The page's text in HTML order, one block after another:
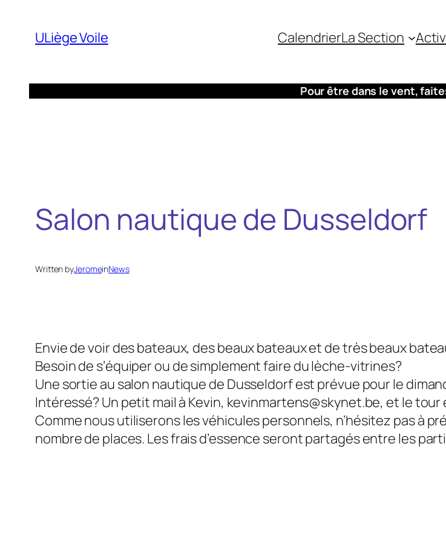
contenu
ULiège Voile CalendrierLa Section
Pour être dans le vent,
Salon nautique de Dusseldorf
Written byJeromeinNews
Envie de voir des bateaux, des beaux bateaux et de très beaux
Besoin de s’équiper ou de simplement faire du lèche-vitrines?
Une sortie au salon nautique de Dusseldorf est prévue pour le
Intéressé? Un petit mail à Kevin, kevinmartens@skynet.be, et le tour
Comme nous utiliserons les véhicules personnels, n’hésitez pas à
nombre de places. Les frais d’essence seront partagés entre les